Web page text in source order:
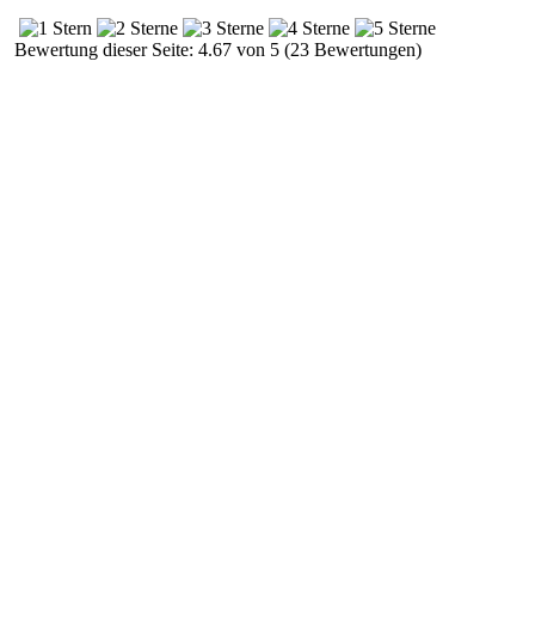
Bewertung dieser Seite: 4.67 von 5 (23 Bewertungen)